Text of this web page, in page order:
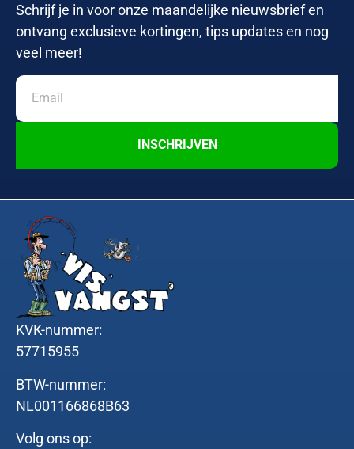
Schrijf je in voor onze maandelijke nieuwsbrief en
ontvang exclusieve kortingen, tips updates en nog
veel meer!
INSCHRIJVEN
KVK-nummer:
57715955
BTW-nummer:
NL001166868B63
Volg ons op: